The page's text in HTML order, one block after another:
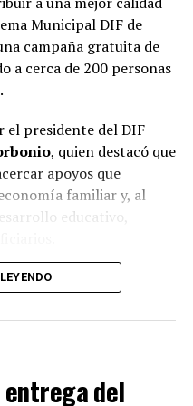
los propietarios
sus mascotas
pública, también
mantenerlas
para el Estado de
el bienestar, el
la crueldad hacia los
por lo que
permanente, sin
la medida debió
de mascotas
Municipal DIF de
campaña gratuita de
a cerca de 200 personas
el presidente del DIF
, quien destacó que
apoyos que
familiar y, al
educativo,
niñas, niños,
se sometieron a
la graduación
a sus necesidades.
entrega del